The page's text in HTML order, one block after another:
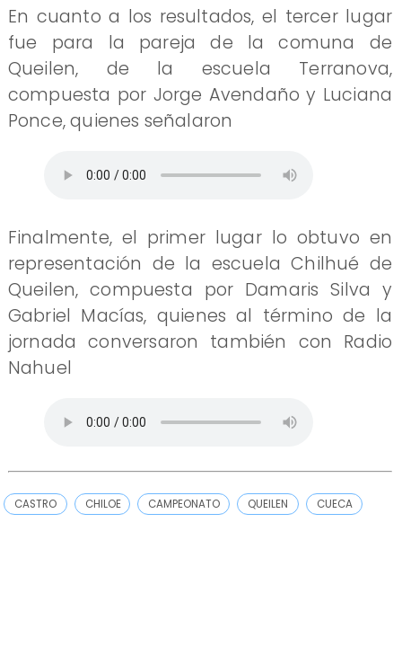
En cuanto a los resultados, el tercer lugar
fue para la pareja de la comuna de
Queilen, de la escuela Terranova,
compuesta por Jorge Avendaño y Luciana
Ponce, quienes señalaron
Finalmente, el primer lugar lo obtuvo en
representación de la escuela Chilhué de
Queilen, compuesta por Damaris Silva y
Gabriel Macías, quienes al término de la
jornada conversaron también con Radio
Nahuel
CASTRO CHILOE CAMPEONATO QUEILEN CUECA